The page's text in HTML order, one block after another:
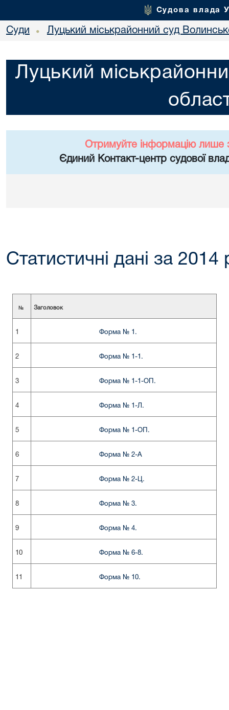
Судова влада
Суди • Луцький міськрайонний суд
Луцький
Отримуйте інформацію лише
Єдиний Контакт-центр судової
Статистичні дані за 2014
№ Заголовок
1 Форма № 1.
2 Форма № 1-1.
3 Форма № 1-1-ОП.
4 Форма № 1-Л.
5 Форма № 1-ОП.
6 Форма № 2-А
7 Форма № 2-Ц.
8 Форма № 3.
9 Форма № 4.
10 Форма № 6-8.
11 Форма № 10.